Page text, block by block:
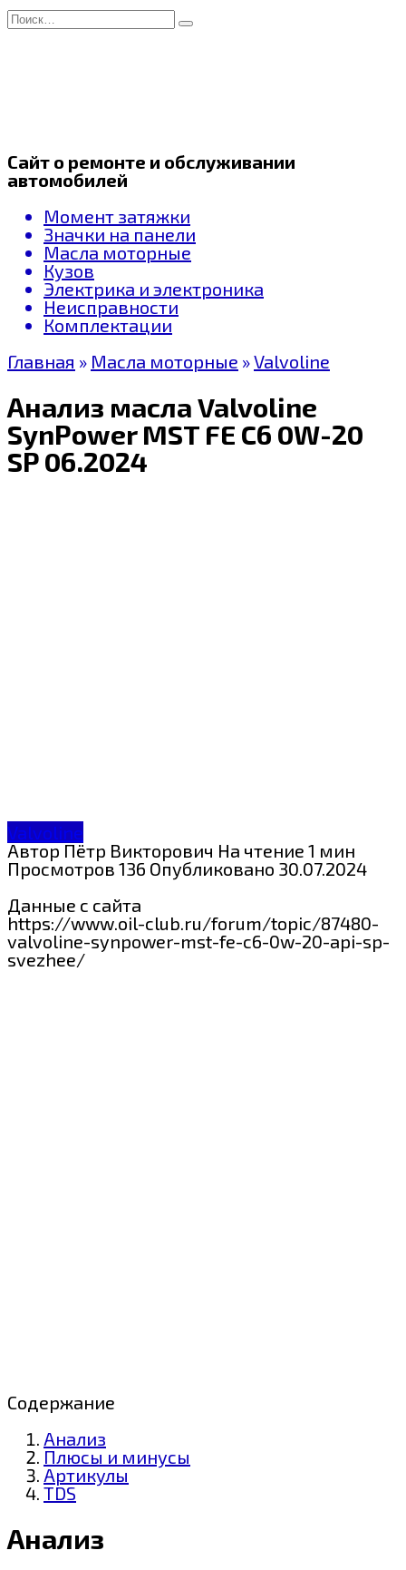
Перейти
к
Search
for:
Сайт о ремонте и обслуживании
автомобилей
Момент затяжки
Значки на панели
Масла моторные
Кузов
Электрика и электроника
Неисправности
Комплектации
Главная » Масла моторные »Valvoline
Анализ масла Valvoline
SynPower MST FE C6 0W-20
SP 06.2024
Valvoline
АвторПётр Викторович На чтение 1 мин
Просмотров 136 Опубликовано 30.07.2024
Данные с сайта
https://www.oil-club.ru/forum/topic/87480-
valvoline-synpower-mst-fe-c6-0w-20-api-sp-
svezhee/
Содержание
Анализ
Плюсы и минусы
Артикулы
TDS
Анализ